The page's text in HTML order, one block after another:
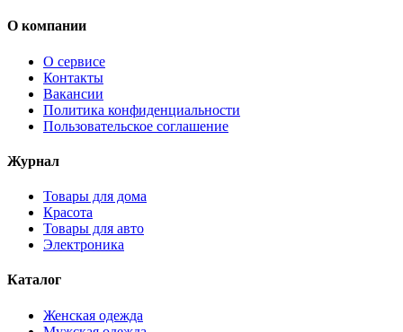
О компании
О сервисе
Контакты
Вакансии
Политика конфиденциальности
Пользовательское соглашение
Журнал
Товары для дома
Красота
Товары для авто
Электроника
Каталог
Женская одежда